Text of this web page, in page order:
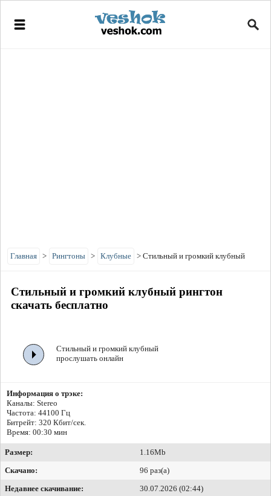
Главная > Рингтоны > Клубные > Стильный и громкий клубный
Стильный и громкий клубный рингтон
скачать бесплатно
Стильный и громкий клубный
прослушать онлайн
Информация о трэке:
Каналы: Stereo
Частота: 44100 Гц
Битрейт: 320 Кбит/сек.
Время: 00:30 мин
Размер:
1.16Mb
Скачано:
96 раз(а)
Недавнее скачивание:
30.07.2026 (02:44)